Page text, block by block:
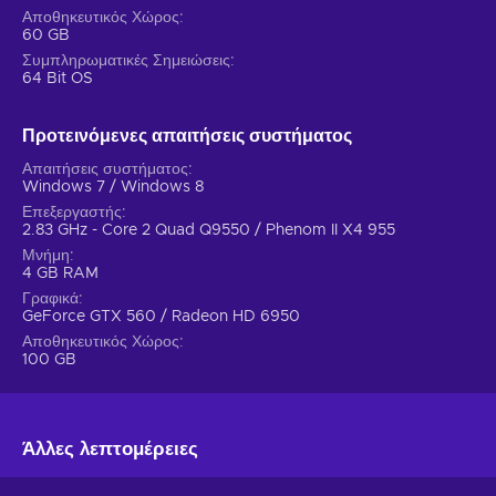
even bloodier and messier than its predecessor.
Αποθηκευτικός Χώρος
60 GB
Συμπληρωματικές Σημειώσεις
64 Bit OS
Προτεινόμενες απαιτήσεις συστήματος
Απαιτήσεις συστήματος
Windows 7 / Windows 8
Επεξεργαστής
2.83 GHz - Core 2 Quad Q9550 / Phenom II X4 955
Μνήμη
4 GB RAM
Γραφικά
GeForce GTX 560 / Radeon HD 6950
Αποθηκευτικός Χώρος
100 GB
Άλλες λεπτομέρειες